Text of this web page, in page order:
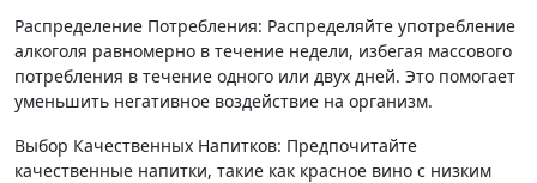
Распределение Потребления: Распределяйте употребление
алкоголя равномерно в течение недели, избегая массового
потребления в течение одного или двух дней. Это помогает
уменьшить негативное воздействие на организм.
Выбор Качественных Напитков: Предпочитайте
качественные напитки, такие как красное вино с низким